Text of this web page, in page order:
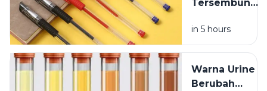
Tersembunyi
pada Tutup
Pulpen
in 5 hours
Warna Urine
Berubah